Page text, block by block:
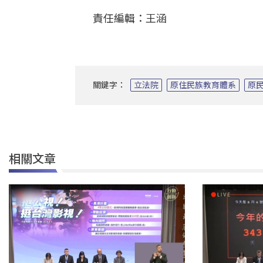
責任編輯：王涵
關鍵字： 立法院 原住民族教育體系 原
相關文章